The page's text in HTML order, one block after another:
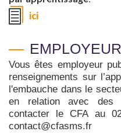
ici
Vous êtes employeur
renseignements sur
l'embauche dans le
en relation avec des
contacter le CFA au
contact@cfasms.fr